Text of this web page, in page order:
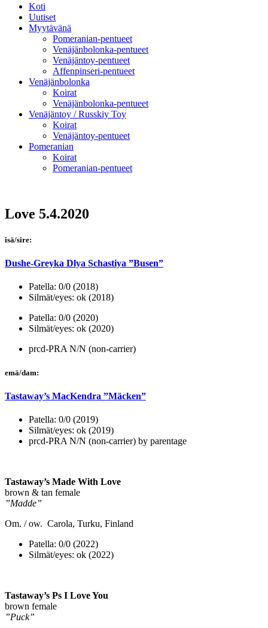
Koti
Uutiset
Myytävänä
Pomeranian-pentueet
Venäjänbolonka-pentueet
Venäjäntoy-pentueet
Affenpinseri-pentueet
Venäjänbolonka
Koirat
Venäjänbolonka-pentueet
Venäjäntoy / Russkiy Toy
Koirat
Venäjäntoy-pentueet
Pomeranian
Koirat
Pomeranian-pentueet
Love 5.4.2020
isä/sire:
Dushe-Greyka Dlya Schastiya ”Busen”
Patella: 0/0 (2018)
Silmät/eyes: ok (2018)
Patella: 0/0 (2020)
Silmät/eyes: ok (2020)
prcd-PRA N/N (non-carrier)
emä/dam:
Tastaway’s MacKendra ”Mäcken”
Patella: 0/0 (2019)
Silmät/eyes: ok (2019)
prcd-PRA N/N (non-carrier) by parentage
Tastaway’s Made With Love
brown & tan female
”Madde”
Om. / ow. Carola, Turku, Finland
Patella: 0/0 (2022)
Silmät/eyes: ok (2022)
Tastaway’s Ps I Love You
brown female
”Puck”